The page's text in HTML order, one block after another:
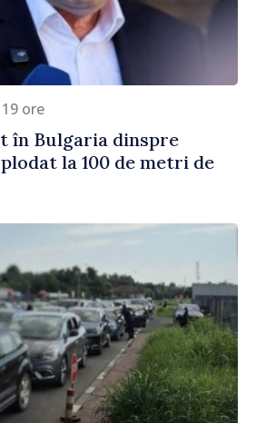
19 ore
în Bulgaria dinspre
la 100 de metri de